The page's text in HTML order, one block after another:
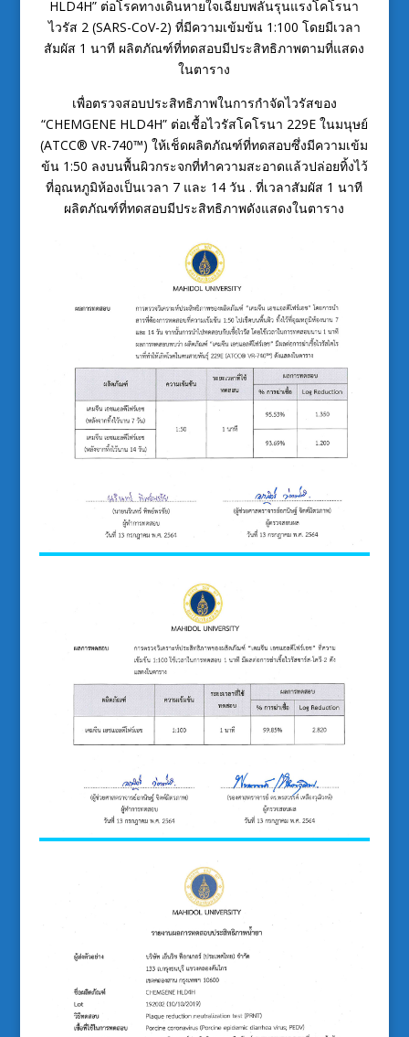
HLD4H” ต่อโรคทางเดินหายใจเฉียบพลันรุนแรงโคโรนา
ไวรัส 2 (SARS-CoV-2) ที่มีความเข้มข้น 1:100 โดยมีเวลา
สัมผัส 1 นาที ผลิตภัณฑ์ที่ทดสอบมีประสิทธิภาพตามที่แสดง
ในตาราง
เพื่อตรวจสอบประสิทธิภาพในการกำจัดไวรัสของ
“CHEMGENE HLD4H” ต่อเชื้อไวรัสโคโรนา 229E ในมนุษย์
(ATCC® VR-740™) ให้เช็ดผลิตภัณฑ์ที่ทดสอบซึ่งมีความเข้ม
ข้น 1:50 ลงบนพื้นผิวกระจกที่ทำความสะอาดแล้วปล่อยทิ้งไว้
ที่อุณหภูมิห้องเป็นเวลา 7 และ 14 วัน . ที่เวลาสัมผัส 1 นาที
ผลิตภัณฑ์ที่ทดสอบมีประสิทธิภาพดังแสดงในตาราง